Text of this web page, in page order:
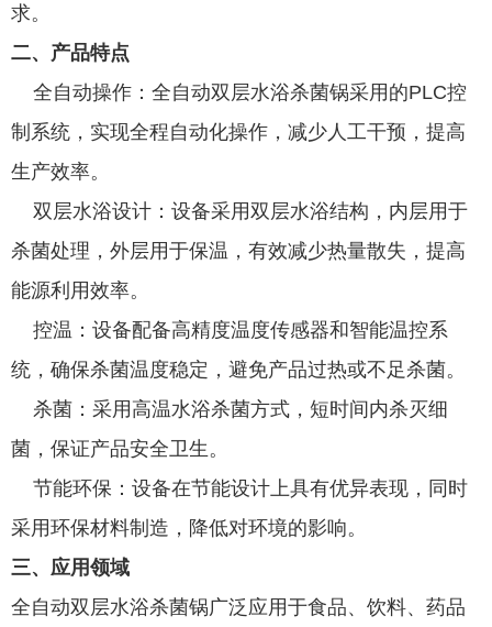
求。
二、产品特点
全自动操作：全自动双层水浴杀菌锅采用的PLC控
制系统，实现全程自动化操作，减少人工干预，提高
生产效率。
双层水浴设计：设备采用双层水浴结构，内层用于
杀菌处理，外层用于保温，有效减少热量散失，提高
能源利用效率。
控温：设备配备高精度温度传感器和智能温控系
统，确保杀菌温度稳定，避免产品过热或不足杀菌。
杀菌：采用高温水浴杀菌方式，短时间内杀灭细
菌，保证产品安全卫生。
节能环保：设备在节能设计上具有优异表现，同时
采用环保材料制造，降低对环境的影响。
三、应用领域
全自动双层水浴杀菌锅广泛应用于食品、饮料、药品